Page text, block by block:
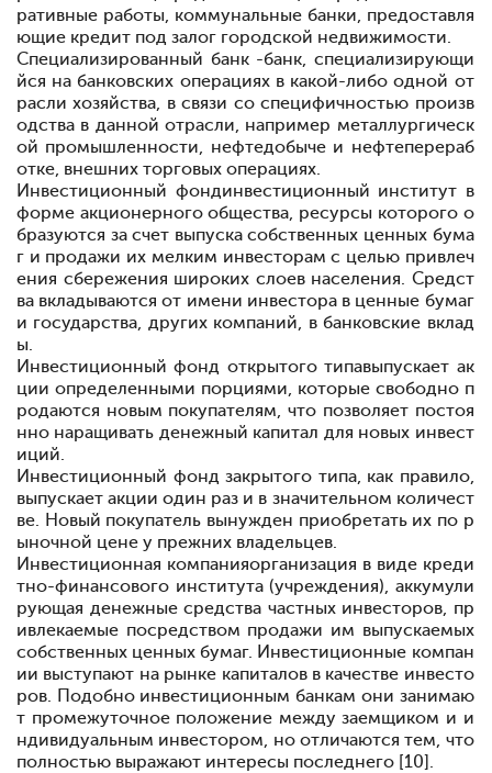
ративные работы, коммунальные банки, предоставля
ющие кредит под залог городской недвижимости.
Специализированный банк -банк, специализирующи
йся на банковских операциях в какой-либо одной от
расли хозяйства, в связи со специфичностью произв
одства в данной отрасли, например металлургическ
ой промышленности, нефтедобыче и нефтеперераб
отке, внешних торговых операциях.
Инвестиционный фондинвестиционный институт в
форме акционерного общества, ресурсы которого о
бразуются за счет выпуска собственных ценных бума
г и продажи их мелким инвесторам с целью привлеч
ения сбережения широких слоев населения. Средст
ва вкладываются от имени инвестора в ценные бумаг
и государства, других компаний, в банковские вклад
ы.
Инвестиционный фонд открытого типавыпускает ак
ции определенными порциями, которые свободно п
родаются новым покупателям, что позволяет постоя
нно наращивать денежный капитал для новых инвест
иций.
Инвестиционный фонд закрытого типа, как правило,
выпускает акции один раз и в значительном количест
ве. Новый покупатель вынужден приобретать их по р
ыночной цене у прежних владельцев.
Инвестиционная компанияорганизация в виде креди
тно-финансового института (учреждения), аккумули
рующая денежные средства частных инвесторов, пр
ивлекаемые посредством продажи им выпускаемых
собственных ценных бумаг. Инвестиционные компан
ии выступают на рынке капиталов в качестве инвесто
ров. Подобно инвестиционным банкам они занимаю
т промежуточное положение между заемщиком и и
ндивидуальным инвестором, но отличаются тем, что
полностью выражают интересы последнего [10].